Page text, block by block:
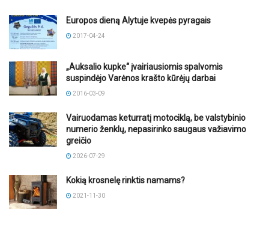
Europos dieną Alytuje kvepės pyragais
2017-04-24
„Auksalio kupke“ įvairiausiomis spalvomis
suspindėjo Varėnos krašto kūrėjų darbai
2016-03-09
Vairuodamas keturratį motociklą, be valstybinio
numerio ženklų, nepasirinko saugaus važiavimo
greičio
2026-07-29
Kokią krosnelę rinktis namams?
2021-11-30